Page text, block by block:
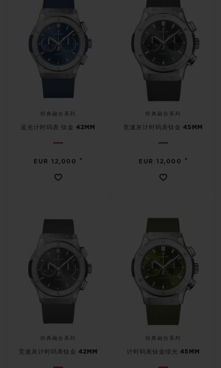
经典融合系列
蓝光计时码表 钛金 42MM
EUR 12,000 •
经典融合系列
竞速灰计时码表钛金 45MM
EUR 12,000 •
经典融合系列
竞速灰计时码表钛金 42MM
经典融合系列
计时码表钛金绿光 45MM